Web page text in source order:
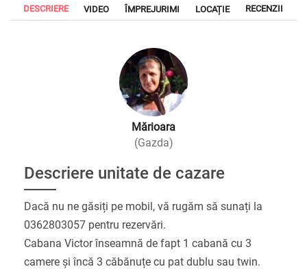
DESCRIERE VIDEO ÎMPREJURIMI LOCAȚIE RECENZII
Mărioara
(Gazda)
Descriere unitate de cazare
Dacă nu ne găsiți pe mobil, vă rugăm să sunați la
0362803057 pentru rezervări.
Cabana Victor înseamnă de fapt 1 cabană cu 3
camere și încă 3 căbănuțe cu pat dublu sau twin.